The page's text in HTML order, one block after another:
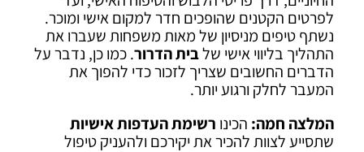
לפרטים הקטנים שהופכים חדר למקום אישי ומוכר.
נשתף טיפים מניסיון של מאות משפחות שעברו את
התהליך בליווי אישי שלבית הדרור. כמו כן, נדבר על
הדברים החשובים שצריך לזכור כדי להפוך את
המעבר לחלק ורגוע יותר.
המלצה חמה: הכינו רשימת העדפות אישיות
שתסייע לצוות להכיר את יקירכם ולהעניק טיפול